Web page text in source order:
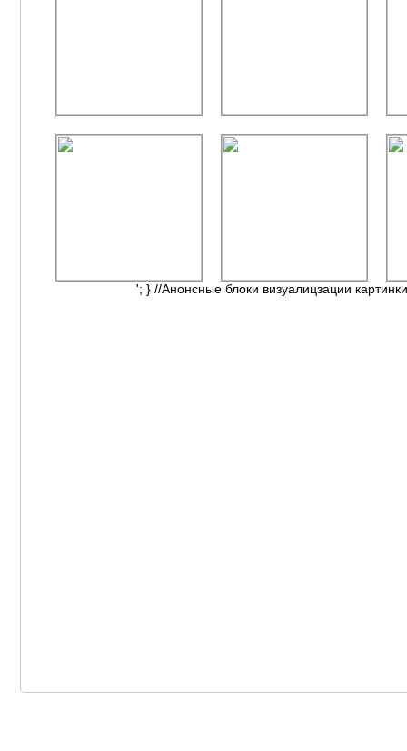
'; } //Анонсные блоки визуалицзации